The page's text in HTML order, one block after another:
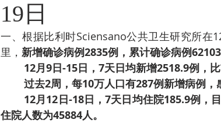
19日
一、根据比利时Sciensano公共卫生研究所在
里， 新增确诊病例2835例，累计确诊病例
12月9日-15日，7天日均新增2518.9例，
过去2周，每10万人口有287例新增病例，
12月12日-18日，7天日均住院185.9例，
住院人数为45884人。